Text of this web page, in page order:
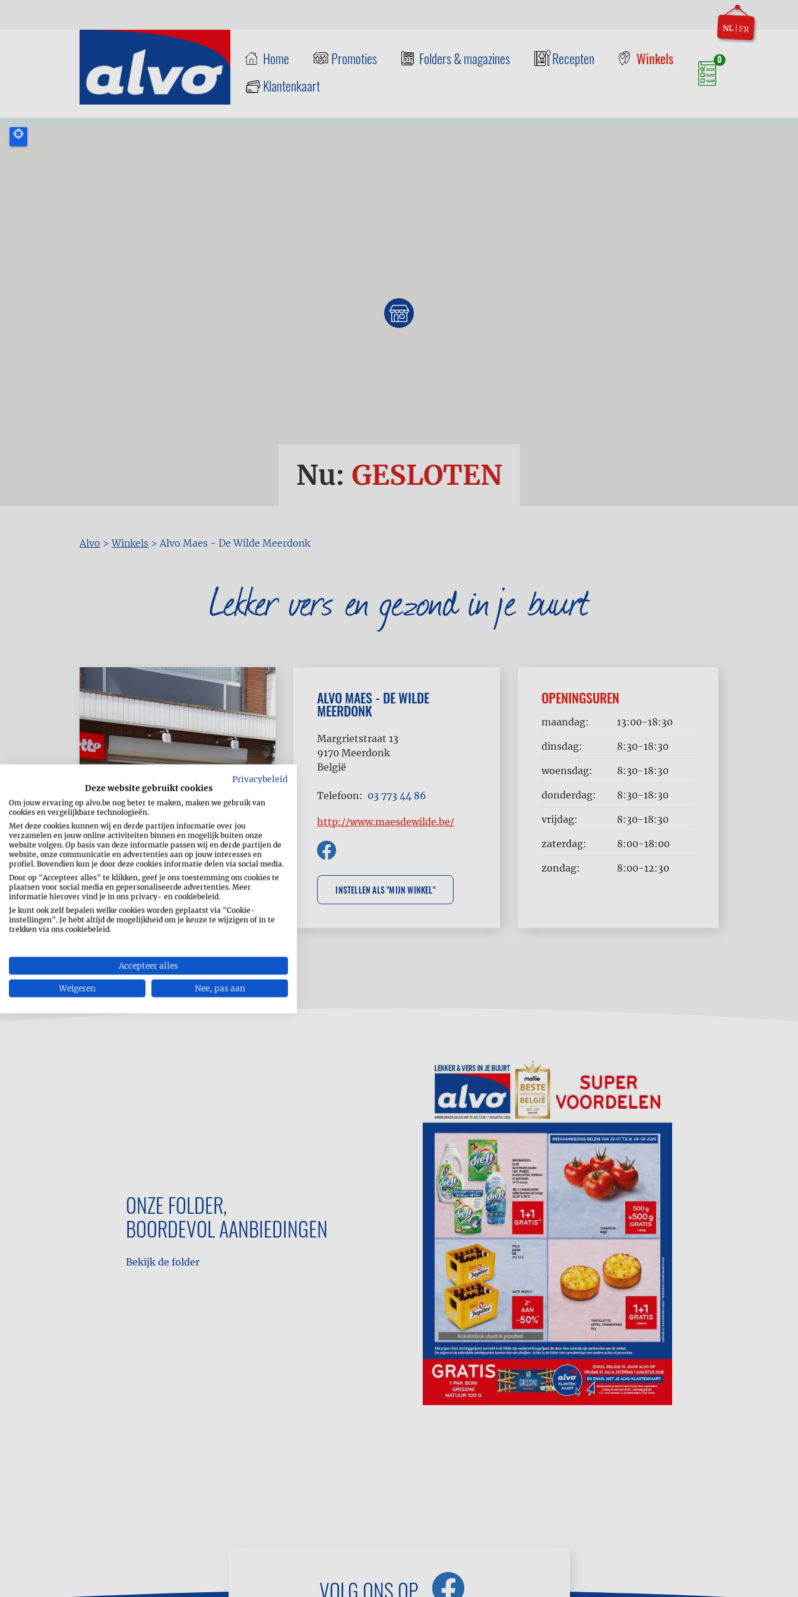
NL|FR
Home Promoties Folders & magazines Recepten
Winkels
Klantenkaart
0
Nu: GESLOTEN
Kruimelpad
Alvo >Winkels > Alvo Maes - De Wilde Meerdonk
Lekker vers en gezond in je buurt
ALVO MAES - DE WILDE
MEERDONK
Margrietstraat 13
9170 Meerdonk
België
Telefoon 03 773 44 86
http://www.maesdewilde.be/
OPENINGSUREN
Dag
Time
maandag: 13:00-18:30
dinsdag: 8:30-18:30
woensdag: 8:30-18:30
donderdag: 8:30-18:30
vrijdag: 8:30-18:30
zaterdag: 8:00-18:00
zondag: 8:00-12:30
ONZE FOLDER,
BOORDEVOL AANBIEDINGEN
Bekijk de folder
VOLG ONS OP
Privacybeleid
Deze website gebruikt cookies
Om jouw ervaring op alvo.be nog beter te maken, maken we gebruik van
cookies en vergelijkbare technologieën.
Met deze cookies kunnen wij en derde partijen informatie over jou
verzamelen en jouw online activiteiten binnen en mogelijk buiten onze
website volgen. Op basis van deze informatie passen wij en derde partijen de
website, onze communicatie en advertenties aan op jouw interesses en
profiel. Bovendien kun je door deze cookies informatie delen via social media.
Door op "Accepteer alles" te klikken, geef je ons toestemming om cookies te
plaatsen voor social media en gepersonaliseerde advertenties. Meer
informatie hierover vind je in ons privacy- en cookiebeleid.
Je kunt ook zelf bepalen welke cookies worden geplaatst via "Cookie-
instellingen". Je hebt altijd de mogelijkheid om je keuze te wijzigen of in te
trekken via ons cookiebeleid.
Accepteer alles
Weigeren Nee, pas aan